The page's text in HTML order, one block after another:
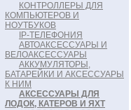
КОНТРОЛЛЕРЫ ДЛЯ
КОМПЬЮТЕРОВ И
НОУТБУКОВ
IP-ТЕЛЕФОНИЯ
АВТОАКСЕССУАРЫ И
ВЕЛОАКСЕССУАРЫ
АККУМУЛЯТОРЫ,
БАТАРЕЙКИ И АКСЕССУАРЫ
К НИМ
АКСЕССУАРЫ ДЛЯ
ЛОДОК, КАТЕРОВ И ЯХТ